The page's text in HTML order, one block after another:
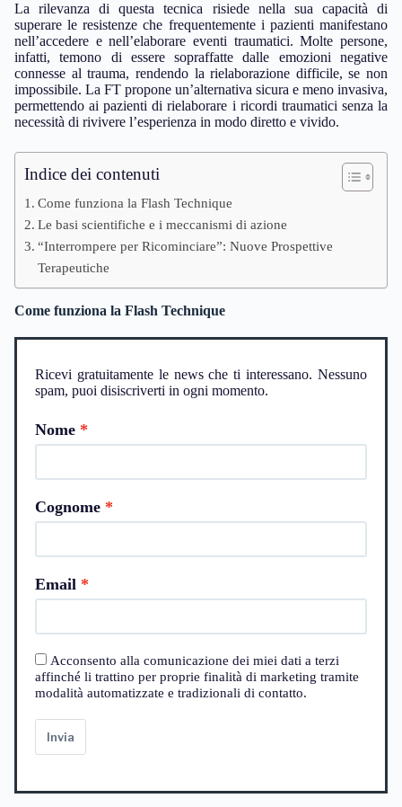
La rilevanza di questa tecnica risiede nella sua capacità di
superare le resistenze che frequentemente i pazienti manifestano
nell’accedere e nell’elaborare eventi traumatici. Molte persone,
infatti, temono di essere sopraffatte dalle emozioni negative
connesse al trauma, rendendo la rielaborazione difficile, se non
impossibile. La FT propone un’alternativa sicura e meno invasiva,
permettendo ai pazienti di rielaborare i ricordi traumatici senza la
necessità di rivivere l’esperienza in modo diretto e vivido.
Indice dei contenuti
Come funziona la Flash Technique
Le basi scientifiche e i meccanismi di azione
“Interrompere per Ricominciare”: Nuove Prospettive
Terapeutiche
Come funziona la Flash Technique
Ricevi gratuitamente le news che ti interessano. Nessuno
spam, puoi disiscriverti in ogni momento.
Nome
Cognome
Email
Acconsento alla comunicazione dei miei dati a terzi
affinché li trattino per proprie finalità di marketing tramite
modalità automatizzate e tradizionali di contatto.
Invia